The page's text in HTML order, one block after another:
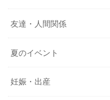
友達・人間関係
夏のイベント
妊娠・出産